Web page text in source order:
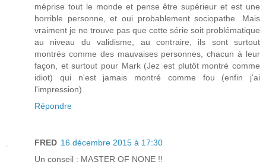
méprise tout le monde et pense être supérieur et est une
horrible personne, et oui probablement sociopathe. Mais
vraiment je ne trouve pas que cette série soit problématique
au niveau du validisme, au contraire, ils sont surtout
montrés comme des mauvaises personnes, chacun à leur
façon, et surtout pour Mark (Jez est plutôt montré comme
idiot) qui n'est jamais montré comme fou (enfin j'ai
l'impression).
Répondre
FRED 16 décembre 2015 à 17:30
Un conseil : MASTER OF NONE !!